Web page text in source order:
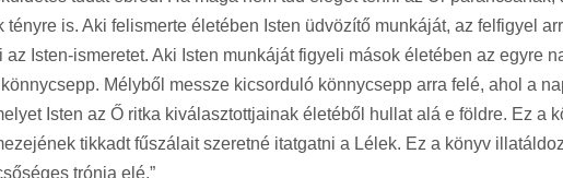
is. Aki felismerte életében Isten üdvözítő munkáját, az felfigyel
Isten-ismeretet. Aki Isten munkáját figyeli mások életében az egyre
Mélyből messze kicsorduló könnycsepp arra felé, ahol a
Isten az Ő ritka kiválasztottjainak életéből hullat alá e földre. Ez a
tikkadt fűszálait szeretné itatgatni a Lélek. Ez a könyv
trónja elé.”